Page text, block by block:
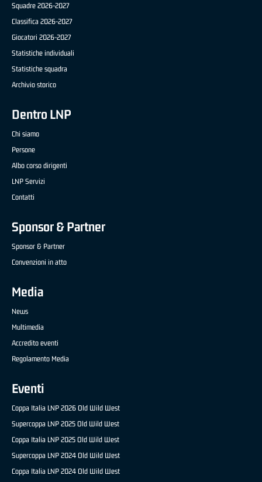
Squadre 2026-2027
Classifica 2026-2027
Giocatori 2026-2027
Statistiche individuali
Statistiche squadra
Archivio storico
Dentro LNP
Chi siamo
Persone
Albo corso dirigenti
LNP Servizi
Contatti
Sponsor & Partner
Sponsor & Partner
Convenzioni in atto
Media
News
Multimedia
Accredito eventi
Regolamento Media
Eventi
Coppa Italia LNP 2026 Old Wild West
Supercoppa LNP 2025 Old Wild West
Coppa Italia LNP 2025 Old Wild West
Supercoppa LNP 2024 Old Wild West
Coppa Italia LNP 2024 Old Wild West